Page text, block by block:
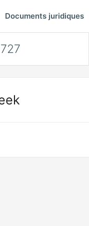
Documents juridiques